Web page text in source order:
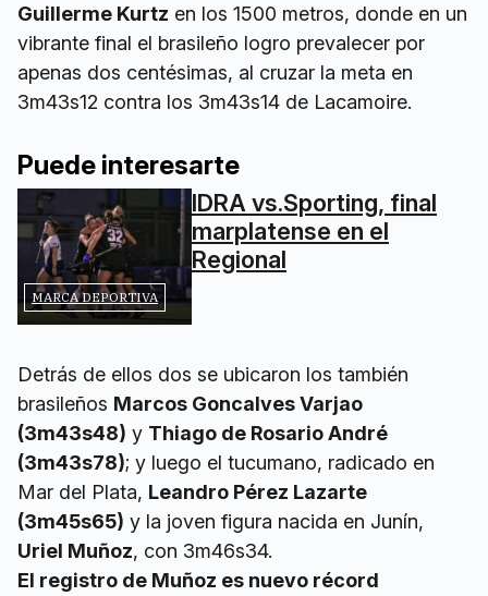
Guillerme Kurtz en los 1500 metros, donde en un
vibrante final el brasileño logro prevalecer por
apenas dos centésimas, al cruzar la meta en
3m43s12 contra los 3m43s14 de Lacamoire.
Puede interesarte
MARCA DEPORTIVA
IDRA vs.Sporting, final
marplatense en el
Regional
Detrás de ellos dos se ubicaron los también
brasileños Marcos Goncalves Varjao
(3m43s48) y Thiago de Rosario André
(3m43s78); y luego el tucumano, radicado en
Mar del Plata, Leandro Pérez Lazarte
(3m45s65) y la joven figura nacida en Junín,
Uriel Muñoz, con 3m46s34.
El registro de Muñoz es nuevo récord